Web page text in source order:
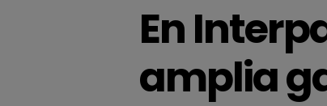
En
amplia